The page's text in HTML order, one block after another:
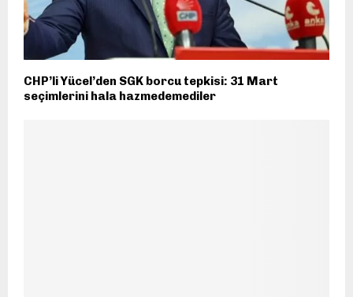
CHP’li Yücel’den SGK borcu tepkisi: 31 Mart
seçimlerini hala hazmedemediler